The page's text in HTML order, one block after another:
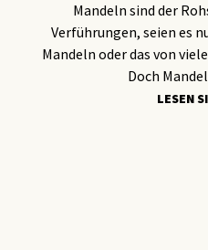
Mandeln sind der
Verführungen, seien es
Mandeln oder das von
Doch
LESEN